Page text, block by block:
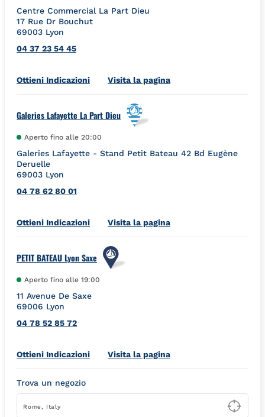
Centre Commercial La Part Dieu
17 Rue Dr Bouchut
69003 Lyon
04 37 23 54 45
Ottieni IndicazioniLink Opens in New Tab
Visita la pagina
Galeries Lafayette La Part Dieu
Aperto fino alle 20:00
Galeries Lafayette - Stand Petit Bateau 42 Bd Eugène
Deruelle
69003 Lyon
04 78 62 80 01
Ottieni IndicazioniLink Opens in New Tab
Visita la pagina
PETIT BATEAU Lyon Saxe
Aperto fino alle 19:00
11 Avenue De Saxe
69006 Lyon
04 78 52 85 72
Ottieni IndicazioniLink Opens in New Tab
Visita la pagina
Trova un negozio